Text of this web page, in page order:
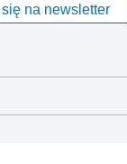
na newsletter